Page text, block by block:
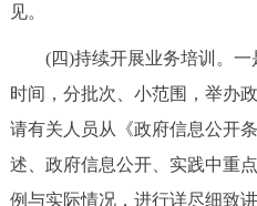
见。
(四)持续开展业务培训。一
时间，分批次、小范围，举办
请有关人员从《政府信息公开
述、政府信息公开、实践中重
例与实际情况，进行详尽细致